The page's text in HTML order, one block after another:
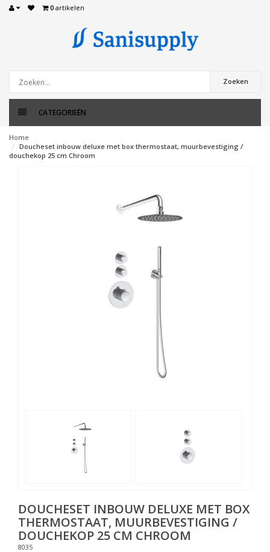
0 artikelen
Zoeken
CATEGORIEËN
Home
Doucheset inbouw deluxe met box thermostaat, muurbevestiging /
douchekop 25 cm Chroom
DOUCHESET INBOUW DELUXE MET BOX
THERMOSTAAT, MUURBEVESTIGING /
DOUCHEKOP 25 CM CHROOM
8035